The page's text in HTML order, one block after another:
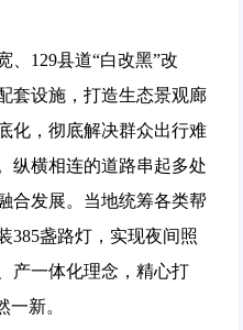
129县道“白改黑”改
套设施，打造生态景观廊
化，彻底解决群众出行难
纵横相连的道路串起多处
合发展。当地统筹各类帮
385盏路灯，实现夜间照
产一体化理念，精心打
一新。